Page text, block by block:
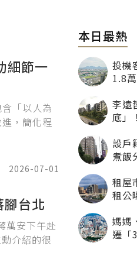
細節一
「以人為
，簡化程
2026-07-01
台北
萬安下午赴
介紹的很
本日最熱
投機
1.8
李遠
底」
設戶
煮飯
租屋
租公
媽媽
遷「